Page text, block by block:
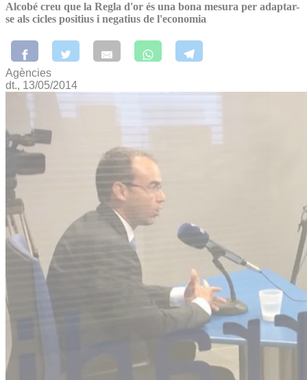
Alcobé creu que la Regla d'or és una bona mesura per adaptar-
se als cicles positius i negatius de l'economia
Agències
dt., 13/05/2014